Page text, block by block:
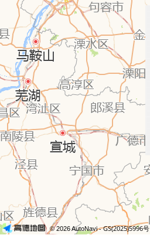
© 2026 AutoNavi- GS(2025)5996号